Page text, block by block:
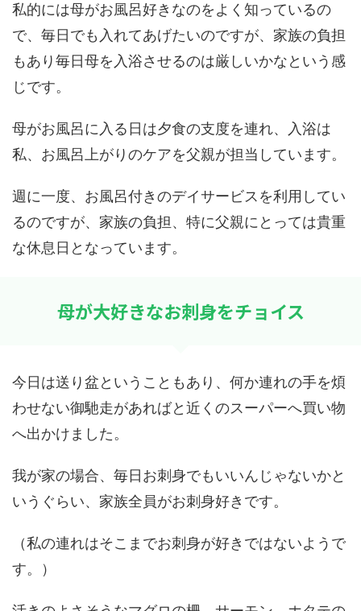
私的には母がお風呂好きなのをよく知っているの
で、毎日でも入れてあげたいのですが、家族の負担
もあり毎日母を入浴させるのは厳しいかなという感
じです。
母がお風呂に入る日は夕食の支度を連れ、入浴は
私、お風呂上がりのケアを父親が担当しています。
週に一度、お風呂付きのデイサービスを利用してい
るのですが、家族の負担、特に父親にとっては貴重
な休息日となっています。
母が大好きなお刺身をチョイス
今日は送り盆ということもあり、何か連れの手を煩
わせない御馳走があればと近くのスーパーへ買い物
へ出かけました。
我が家の場合、毎日お刺身でもいいんじゃないかと
いうぐらい、家族全員がお刺身好きです。
（私の連れはそこまでお刺身が好きではないようで
す。）